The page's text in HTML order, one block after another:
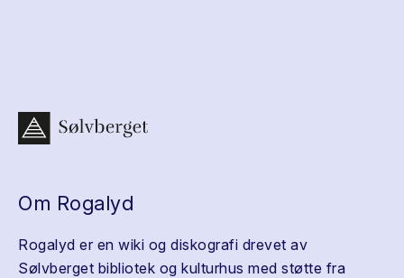
Om Rogalyd
Rogalyd er en wiki og diskografi drevet av
Sølvberget bibliotek og kulturhus med støtte fra